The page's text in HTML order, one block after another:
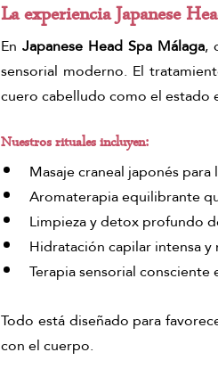
La experiencia Japanese
En Japanese Head Spa Málaga,
sensorial moderno. El
cuero cabelludo como el estado
Nuestros rituales incluyen:
Masaje craneal japonés
Aromaterapia equilibrante
Limpieza y detox profundo
Hidratación capilar intensa
Terapia sensorial
Todo está diseñado para
con el cuerpo.